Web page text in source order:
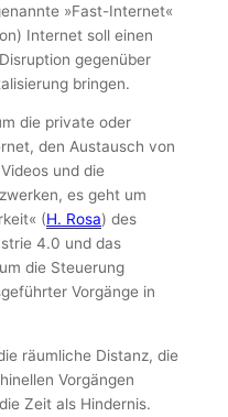
»Fast-Internet«
Internet soll einen
gegenüber
bringen.
die private oder
den Austausch von
und die
es geht um
(H. Rosa) des
4.0 und das
die Steuerung
Vorgänge in
räumliche Distanz, die
Vorgängen
Zeit als Hindernis.